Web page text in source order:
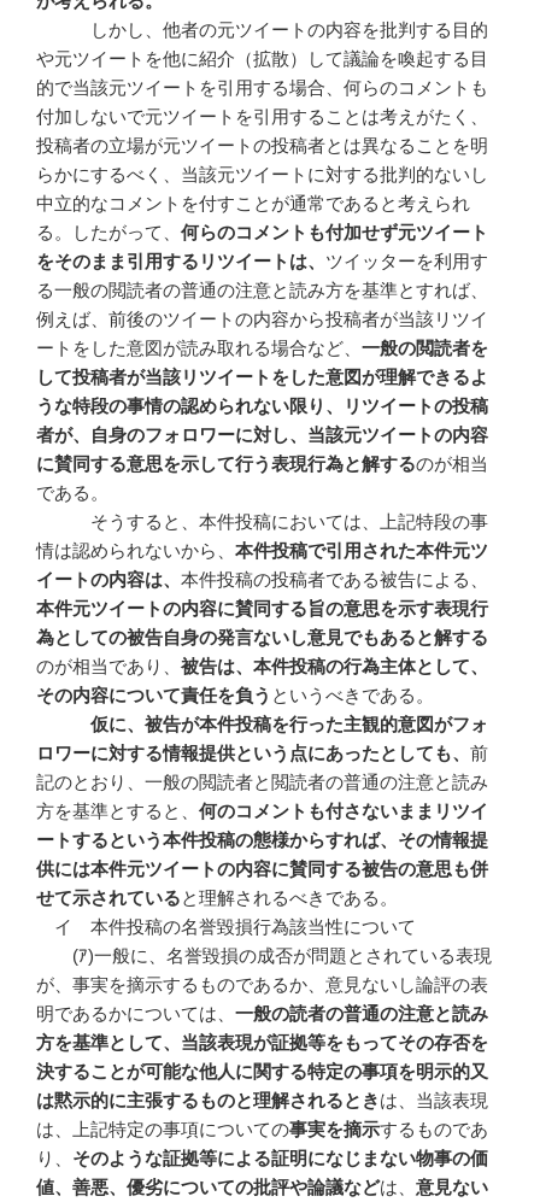
しかし、他者の元ツイートの内容を批判する目的
や元ツイートを他に紹介（拡散）して議論を喚起する目
的で当該元ツイートを引用する場合、何らのコメントも
付加しないで元ツイートを引用することは考えがたく、
投稿者の立場が元ツイートの投稿者とは異なることを明
らかにするべく、当該元ツイートに対する批判的ないし
中立的なコメントを付すことが通常であると考えられ
る。したがって、 何らのコメントも付加せず元ツイート
をそのまま引用するリツイートは、 ツイッターを利用す
る一般の閲読者の普通の注意と読み方を基準とすれば、
例えば、前後のツイートの内容から投稿者が当該リツイ
ートをした意図が読み取れる場合など、 一般の閲読者を
して投稿者が当該リツイートをした意図が理解できるよ
うな特段の事情の認められない限り、リツイートの投稿
者が、自身のフォロワーに対し、当該元ツイートの内容
に賛同する意思を示して行う表現行為と解するのが相当
である。
そうすると、本件投稿においては、上記特段の事
情は認められないから、 本件投稿で引用された本件元ツ
イートの内容は、 本件投稿の投稿者である被告による、
本件元ツイートの内容に賛同する旨の意思を示す表現行
為としての被告自身の発言ないし意見でもあると解する
のが相当であり、 被告は、本件投稿の行為主体として、
その内容について責任を負う というべきである。
仮に、被告が本件投稿を行った主観的意図がフォ
ロワーに対する情報提供という点にあったとしても、 前
記のとおり、一般の閲読者と閲読者の普通の注意と読み
方を基準とすると、 何のコメントも付さないままリツイ
ートするという本件投稿の態様からすれば、その情報提
供には本件元ツイートの内容に賛同する被告の意思も併
せて示されていると理解されるべきである。
イ 本件投稿の名誉毀損行為該当性について
(ｱ)一般に、名誉毀損の成否が問題とされている表現
が、事実を摘示するものであるか、意見ないし論評の表
明であるかについては、 一般の読者の普通の注意と読み
方を基準として、当該表現が証拠等をもってその存否を
決することが可能な他人に関する特定の事項を明示的又
は黙示的に主張するものと理解されるときは、当該表現
は、上記特定の事項についての事実を摘示するものであ
り、 そのような証拠等による証明になじまない物事の価
値、善悪、優劣についての批評や論議などは、 意見ない